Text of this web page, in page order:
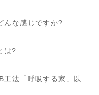
んな感じですか?
は?
工法「呼吸する家」以